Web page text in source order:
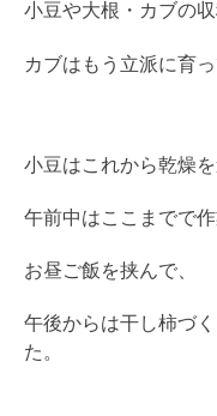
小豆や大根・カブの収
カブはもう立派に育っ
小豆はこれから乾燥
午前中はここまでで作
お昼ご飯を挟んで、
午後からは干し柿づ
た。